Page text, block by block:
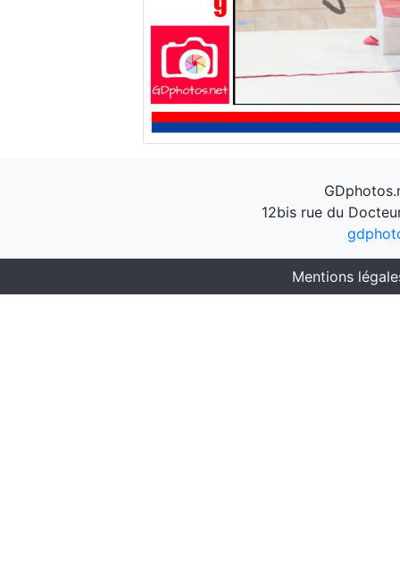
12bis rue du
Mentions